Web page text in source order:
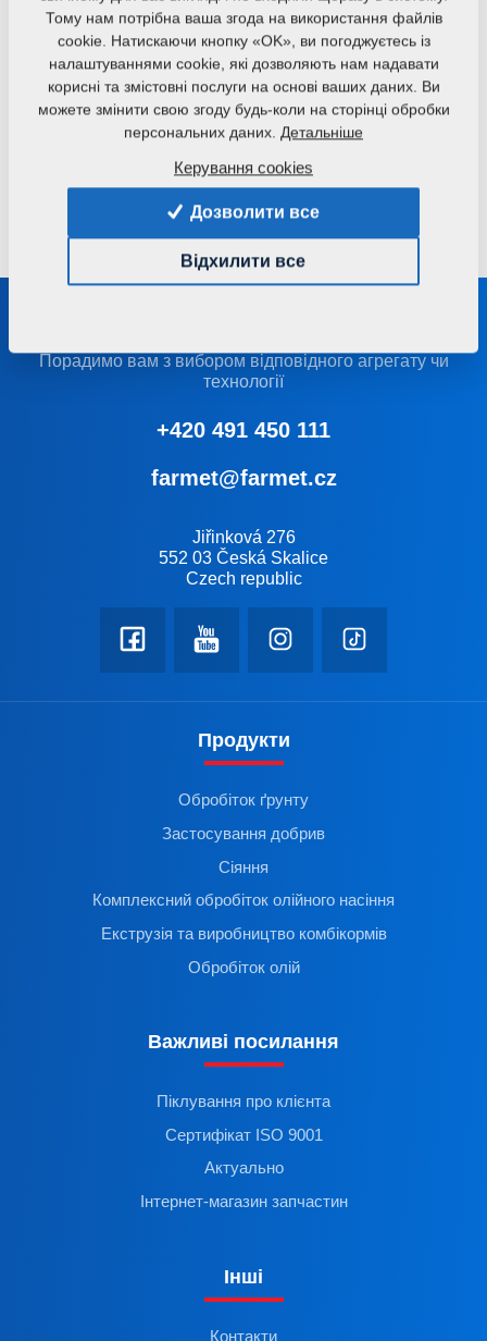
бункер для добрив або
насіння
сівалки з великим
об'ємом
MICRO DRILL
Посів допоміжних
культур / сидератів та
внесення добрив за
Порадимо вам з вибором відповідного агрегату чи
технології
+420 491 450 111
farmet@farmet.cz
Jiřinková 276
552 03 Česká Skalice
Czech republic
Продукти
Обробіток ґрунту
Застосування добрив
Сіяння
Комплексний обробіток олійного насіння
Екструзія та виробництво комбікормів
Обробіток олій
Важливі посилання
Піклування про клієнта
Сертифікат ISO 9001
Актуально
Інтернет-магазин запчастин
Інші
Контакти
Тому нам потрібна ваша згода на використання файлів
cookie. Натискаючи кнопку «OK», ви погоджуєтесь із
налаштуваннями cookie, які дозволяють нам надавати
корисні та змістовні послуги на основі ваших даних. Ви
можете змінити свою згоду будь-коли на сторінці обробки
персональних даних. Детальніше
Керування cookies
Дозволити все
Відхилити все